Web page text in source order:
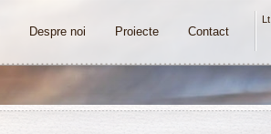
Despre noi Proiecte Contact
Lt